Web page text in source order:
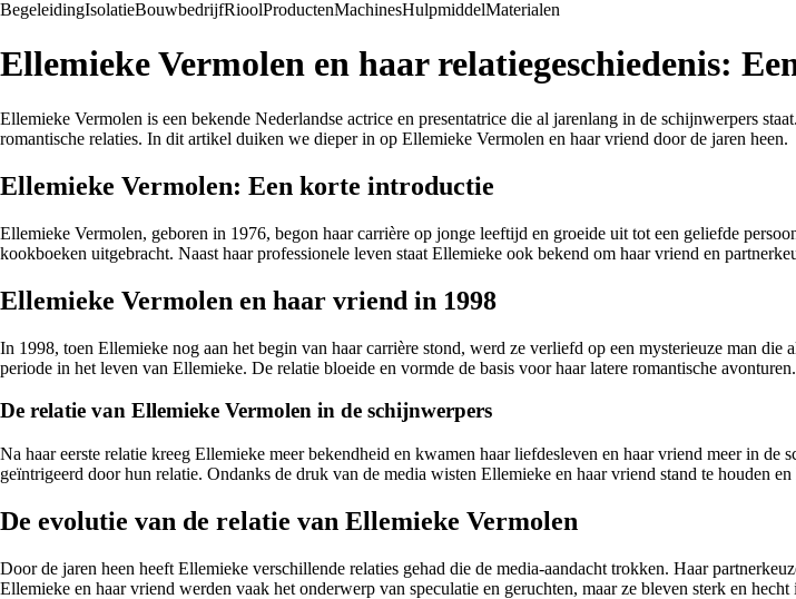
BegeleidingIsolatieBouwbedrijfRioolProductenMachinesHulpmiddelMaterialen
Ellemieke Vermolen en haar relatiegeschiedenis:
Ellemieke Vermolen is een bekende Nederlandse actrice en presentatrice die al jarenlang in de schijnwerpers
romantische relaties. In dit artikel duiken we dieper in op Ellemieke Vermolen en haar vriend door de jaren heen.
Ellemieke Vermolen: Een korte introductie
Ellemieke Vermolen, geboren in 1976, begon haar carrière op jonge leeftijd en groeide uit tot een geliefde
kookboeken uitgebracht. Naast haar professionele leven staat Ellemieke ook bekend om haar vriend en
Ellemieke Vermolen en haar vriend in 1998
In 1998, toen Ellemieke nog aan het begin van haar carrière stond, werd ze verliefd op een mysterieuze man
periode in het leven van Ellemieke. De relatie bloeide en vormde de basis voor haar latere romantische avonturen.
De relatie van Ellemieke Vermolen in de schijnwerpers
Na haar eerste relatie kreeg Ellemieke meer bekendheid en kwamen haar liefdesleven en haar vriend meer in
geïntrigeerd door hun relatie. Ondanks de druk van de media wisten Ellemieke en haar vriend stand te houden
De evolutie van de relatie van Ellemieke Vermolen
Door de jaren heen heeft Ellemieke verschillende relaties gehad die de media-aandacht trokken. Haar
Ellemieke en haar vriend werden vaak het onderwerp van speculatie en geruchten, maar ze bleven sterk en hecht